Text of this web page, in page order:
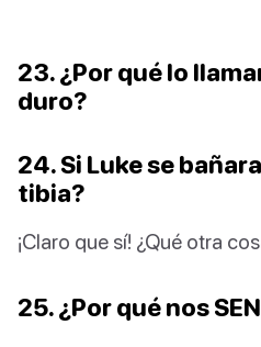
23. ¿Por qué lo
duro?
24. Si Luke se
tibia?
¡Claro que sí! ¿Qué otra
25. ¿Por qué nos